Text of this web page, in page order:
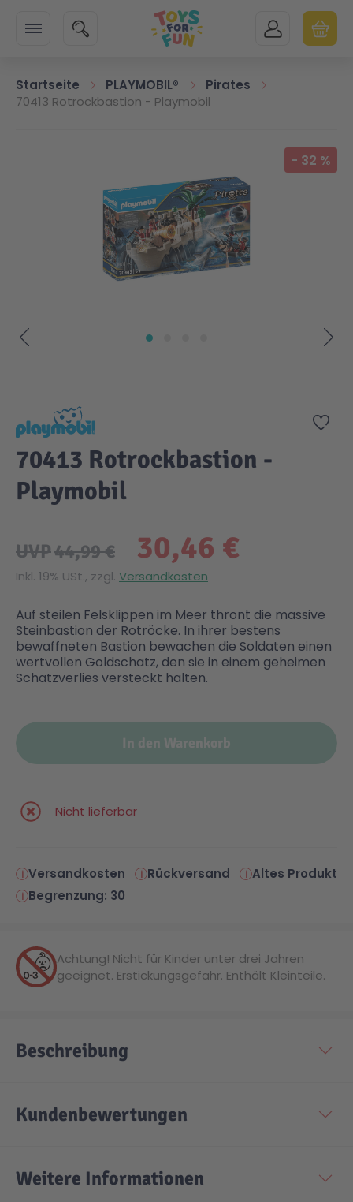
SUCHE MEIN KONTO
Startseite PLAYMOBIL®
Pirates
70413 Rotrockbastion - Playmobil
- 32 %
Zur
70413 Rotrockbastion -
Playmobil
30,46 €
UVP44,99 €
Inkl. 19% USt., zzgl. Versandkosten
Auf steilen Felsklippen im Meer thront die massive
Steinbastion der Rotröcke. In ihrer bestens
bewaffneten Bastion bewachen die Soldaten einen
wertvollen Goldschatz, den sie in einem geheimen
Schatzverlies versteckt halten.
In den Warenkorb
Nicht lieferbar
Versandkosten Rückversand
Altes Produkt
Begrenzung: 30
Achtung! Nicht für Kinder unter drei Jahren
geeignet. Erstickungsgefahr. Enthält Kleinteile.
Beschreibung
Kundenbewertungen
Weitere Informationen